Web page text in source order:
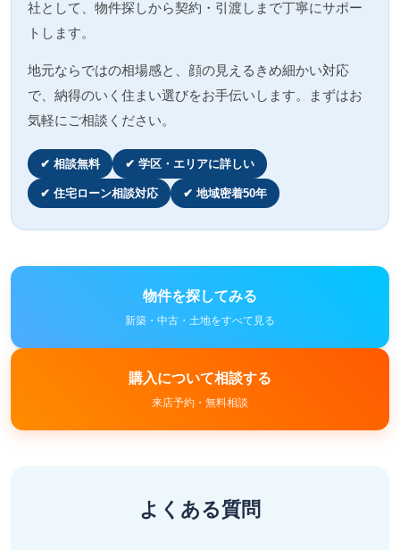
社として、物件探しから契約・引渡しまで丁寧にサポー
トします。
地元ならではの相場感と、顔の見えるきめ細かい対応
で、納得のいく住まい選びをお手伝いします。まずはお
気軽にご相談ください。
✔ 相談無料 ✔ 学区・エリアに詳しい
✔ 住宅ローン相談対応 ✔ 地域密着50年
物件を探してみる
新築・中古・土地をすべて見る
購入について相談する
来店予約・無料相談
よくある質問